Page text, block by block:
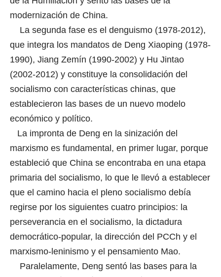
modernización de China.
La segunda fase es el denguismo (1978-2012),
que integra los mandatos de Deng Xiaoping (1978-
1990), Jiang Zemín (1990-2002) y Hu Jintao
(2002-2012) y constituye la consolidación del
socialismo con características chinas, que
establecieron las bases de un nuevo modelo
económico y político.
La impronta de Deng en la sinización del
marxismo es fundamental, en primer lugar, porque
estableció que China se encontraba en una etapa
primaria del socialismo, lo que le llevó a establecer
que el camino hacia el pleno socialismo debía
regirse por los siguientes cuatro principios: la
perseverancia en el socialismo, la dictadura
democrático-popular, la dirección del PCCh y el
marxismo-leninismo y el pensamiento Mao.
Paralelamente, Deng sentó las bases para la